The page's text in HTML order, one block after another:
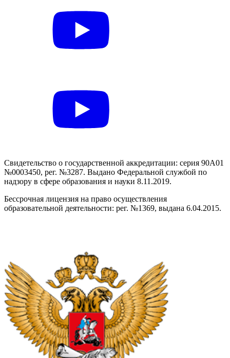
Свидетельство о государственной аккредитации: серия 90А01
№0003450, рег. №3287. Выдано Федеральной службой по
надзору в сфере образования и науки 8.11.2019.
Бессрочная лицензия на право осуществления
образовательной деятельности: рег. №1369, выдана 6.04.2015.